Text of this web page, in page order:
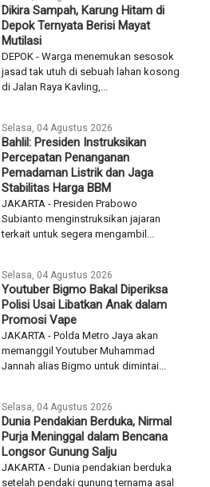
Selasa, 04 Agustus 2026
Dikira Sampah, Karung Hitam di
Depok Ternyata Berisi Mayat
Mutilasi
DEPOK - Warga menemukan sesosok
Selasa, 04 Agustus 2026
Bahlil: Presiden Instruksikan
Percepatan Penanganan
Pemadaman Listrik dan Jaga
Stabilitas Harga BBM
JAKARTA - Presiden Prabowo
Selasa, 04 Agustus 2026
Youtuber Bigmo Bakal Diperiksa
Polisi Usai Libatkan Anak dalam
Promosi Vape
JAKARTA - Polda Metro Jaya akan
Selasa, 04 Agustus 2026
Dunia Pendakian Berduka, Nirmal
Purja Meninggal dalam Bencana
Longsor Gunung Salju